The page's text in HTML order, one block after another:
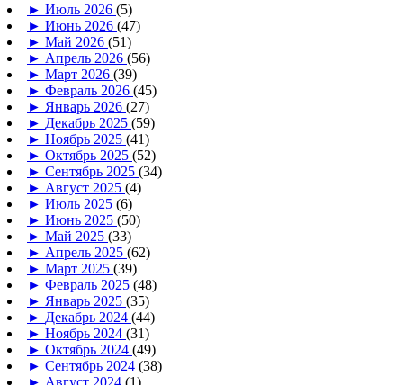
► Июль 2026 (5)
► Июнь 2026 (47)
► Май 2026 (51)
► Апрель 2026 (56)
► Март 2026 (39)
► Февраль 2026 (45)
► Январь 2026 (27)
► Декабрь 2025 (59)
► Ноябрь 2025 (41)
► Октябрь 2025 (52)
► Сентябрь 2025 (34)
► Август 2025 (4)
► Июль 2025 (6)
► Июнь 2025 (50)
► Май 2025 (33)
► Апрель 2025 (62)
► Март 2025 (39)
► Февраль 2025 (48)
► Январь 2025 (35)
► Декабрь 2024 (44)
► Ноябрь 2024 (31)
► Октябрь 2024 (49)
► Сентябрь 2024 (38)
► Август 2024 (1)